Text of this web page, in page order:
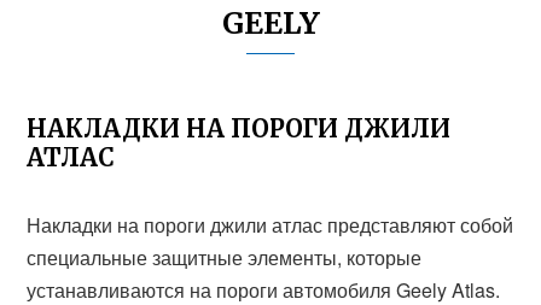
GEELY
НАКЛАДКИ НА ПОРОГИ ДЖИЛИ
АТЛАС
Накладки на пороги джили атлас представляют собой
специальные защитные элементы, которые
устанавливаются на пороги автомобиля Geely Atlas.